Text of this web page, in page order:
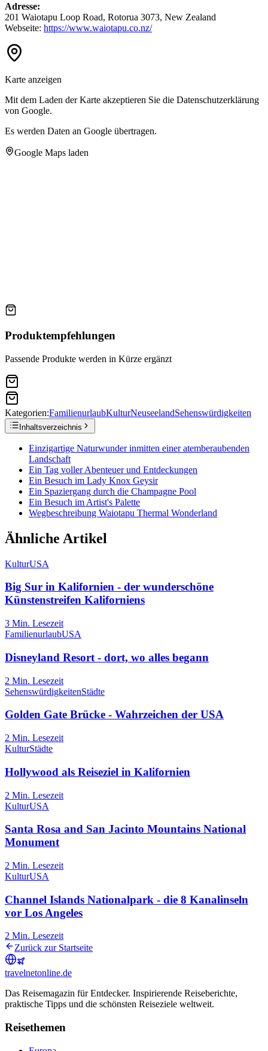
Adresse:
201 Waiotapu Loop Road, Rotorua 3073, New Zealand
Webseite: https://www.waiotapu.co.nz/
Karte anzeigen
Mit dem Laden der Karte akzeptieren Sie die Datenschutzerklärung
von Google.
Es werden Daten an Google übertragen.
Google Maps laden
Produktempfehlungen
Passende Produkte werden in Kürze ergänzt
Kategorien:FamilienurlaubKulturNeuseelandSehenswürdigkeiten
Inhaltsverzeichnis
Einzigartige Naturwunder inmitten einer atemberaubenden
Landschaft
Ein Tag voller Abenteuer und Entdeckungen
Ein Besuch im Lady Knox Geysir
Ein Spaziergang durch die Champagne Pool
Ein Besuch im Artist's Palette
Wegbeschreibung Waiotapu Thermal Wonderland
Ähnliche Artikel
KulturUSA
Big Sur in Kalifornien - der wunderschöne
Künstenstreifen Kaliforniens
3 Min. Lesezeit
FamilienurlaubUSA
Disneyland Resort - dort, wo alles begann
2 Min. Lesezeit
SehenswürdigkeitenStädte
Golden Gate Brücke - Wahrzeichen der USA
2 Min. Lesezeit
KulturStädte
Hollywood als Reiseziel in Kalifornien
2 Min. Lesezeit
KulturUSA
Santa Rosa and San Jacinto Mountains National
Monument
2 Min. Lesezeit
KulturUSA
Channel Islands Nationalpark - die 8 Kanalinseln
vor Los Angeles
2 Min. Lesezeit
Zurück zur Startseite
travelnetonline.de
Das Reisemagazin für Entdecker. Inspirierende Reiseberichte,
praktische Tipps und die schönsten Reiseziele weltweit.
Reisethemen